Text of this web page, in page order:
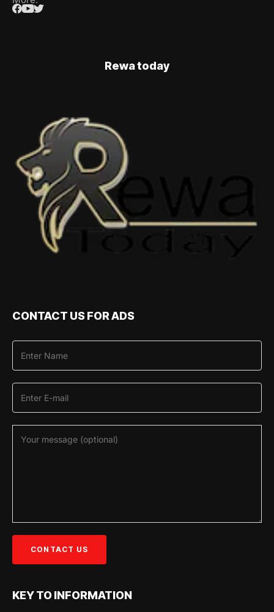
Rewa today
CONTACT US FOR ADS
KEY TO INFORMATION